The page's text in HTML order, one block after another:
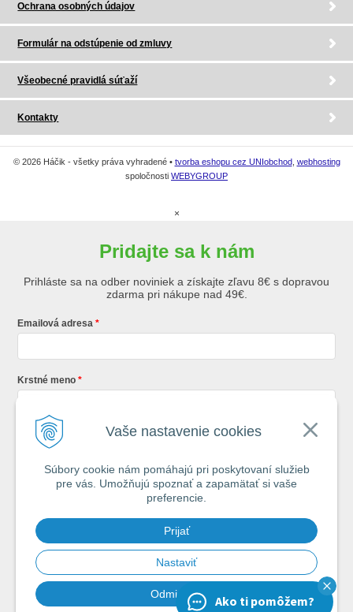
Vaše nastavenie cookies
Súbory cookie nám pomáhajú pri poskytovaní služieb
pre vás. Umožňujú spoznať a zapamätať si vaše
preferencie.
Prijať
Nastaviť
Odmietnuť
Ochrana osobných údajov
Formulár na odstúpenie od zmluvy
Všeobecné pravidlá súťaží
Kontakty
© 2026 Háčik - všetky práva vyhradené • tvorba eshopu cez UNIobchod, webhosting
spoločnosti WEBYGROUP
×
Pridajte sa k nám
Prihláste sa na odber noviniek a získajte zľavu 8€ s dopravou
zdarma pri nákupe nad 49€.
Emailová adresa
Krstné meno
Registráciou súhlasíte so
Každý týždeň si od nás nájdete v schránke : 1x Rybársky Poradca a 1x
akčná ponuka. 1x mesačne prehľad nových článkov z nášho blogu.
Ochrana vašich osobných údajov je pre nás na 1. mieste.Zoznámte sa s
našimi zásadami spracovania osobných údajov
Chcem odoberaťAko ti pomôžem?